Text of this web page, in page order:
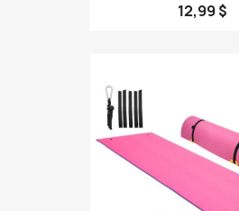
12,99 $